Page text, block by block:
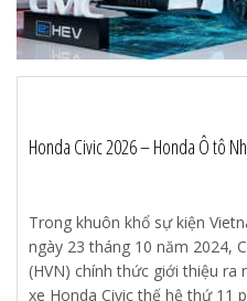
Honda Civic 2026 – Honda Ô tô
Trong khuôn khổ sự kiện
ngày 23 tháng 10 năm 2024,
(HVN) chính thức giới thiệu
xe Honda Civic thế hệ thứ 11